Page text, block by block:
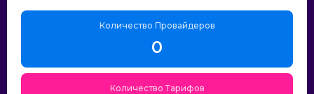
Количество Провайдеров
0
Количество Тарифов